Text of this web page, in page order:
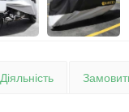
Діяльність